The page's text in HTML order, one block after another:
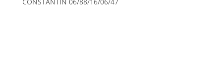
CONSTANTIN 06/88/16/06/47